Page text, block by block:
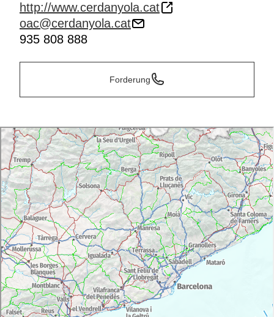
http://www.cerdanyola.cat
oac@cerdanyola.cat
935 808 888
Forderung